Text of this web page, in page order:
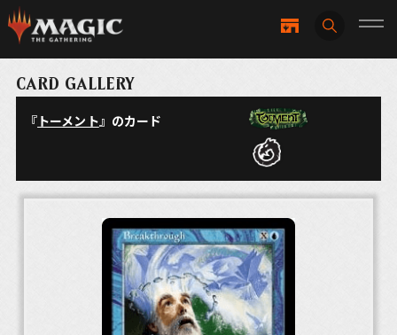
CARD GALLERY
『 トーメント』のカード